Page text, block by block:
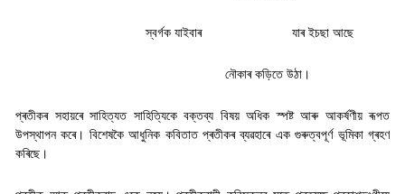
স্বৰ্গক যাইবাৰ যাৰ ইচছা আছে
নৌকাৰ কড়িতে উঠা।
প্ৰতীকৰ সহায়ৰে সাহিত্যত সাহিত্যিকে বক্তব্য বিষয় অধিক স্পষ্ট আৰু আকৰ্ষণীয় ৰূপত
উপস্থাপন কৰে। বিশেষকৈ আধুনিক কবিতাত প্ৰতীকৰ ব্যৱহাৰে এক গুৰুত্বপূৰ্ণ ভূমিকা গ্ৰহণ
কৰিছে।